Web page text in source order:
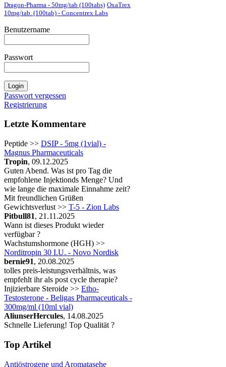
Dragon-Pharma - 50mg/tab (100tabs) OxaTrex
10mg/tab. (100tab) - Concentrex Labs
Benutzername
Passwort
Passwort vergessen
Registrierung
Letzte Kommentare
Peptide >> DSIP - 5mg (1vial) -
Magnus Pharmaceuticals
Tropin, 09.12.2025
Guten Abend. Was ist pro Tag die
empfohlene Injektionds Menge? Und
wie lange die maximale Einnahme zeit?
Mit freundlichen Grüßen
Gewichtsverlust >> T-5 - Zion Labs
Pitbull81, 21.11.2025
Wann ist dieses Produkt wieder
verfügbar ?
Wachstumshormone (HGH) >>
Norditropin 30 I.U. - Novo Nordisk
bernie91, 20.08.2025
tolles preis-leistungsverhältnis, was
empfehlt ihr als post cycle therapie?
Injizierbare Steroide >> Etho-
Testosterone - Beligas Pharmaceuticals -
300mg/ml (10ml vial)
AliunserHercules, 14.08.2025
Schnelle Lieferung! Top Qualität ?
Top Artikel
Antiöstrogene und Aromatasehe